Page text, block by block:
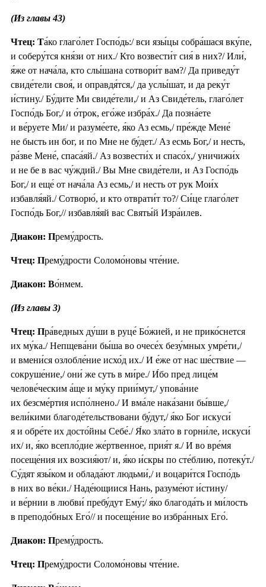
(Из главы 43)
Чтец: Та́ко глаго́лет Госпо́дь:/ вси язы́цы собра́шася вку́пе,
и соберу́тся кня́зи от них./ Кто возвести́т сия́ в них?/ Или́,
я́же от нача́ла, кто слы́шана сотвори́т вам?/ Да приведу́т
свиде́тели своя́, и оправдя́тся,/ да услы́шат, и да реку́т
и́стину./ Бу́дите Ми свиде́тели,/ и Аз Свиде́тель, глаго́лет
Госпо́дь Бог,/ и о́трок, его́же избра́х./ Да позна́ете
и ве́руете Ми/ и разуме́ете, я́ко Аз есмь,/ пре́жде Мене́
не бысть ин бог, и по Мне не бу́дет./ Аз есмь Бог,/ и несть,
ра́зве Мене́, спаса́яй./ Аз возвести́х и спасо́х,/ уничижи́х
и не бе в вас чу́ждий./ Вы Мне свиде́тели, и Аз Госпо́дь
Бог,/ и еще́ от нача́ла Аз есмь,/ и несть от рук Мои́х
избавля́яй./ Сотворю́, и кто отврати́т то?/ Си́це глаго́лет
Госпо́дь Бог,// избавля́яй вас Святы́й Изра́илев.
Диакон: Прему́дрость.
Чтец: Прему́дрости Соломо́новы чте́ние.
Диакон: Во́нмем.
(Из главы 3)
Чтец: Пра́ведных ду́ши в руце́ Бо́жией, и не прико́снется
их му́ка./ Непщева́ни бы́ша во очесе́х безу́мных умре́ти,/
и вмени́ся озлобле́ние исхо́д их./ И е́же от нас ше́ствие —
сокруше́ние,/ они́ же суть в ми́ре./ И́бо пред лице́м
челове́ческим а́ще и му́ку прии́мут,/ упова́ние
их безсме́ртия испо́лнено./ И вма́ле нака́зани бы́вше,/
вели́кими благоде́тельствовани бу́дут,/ я́ко Бог искуси́
я и обре́те их досто́йны Себе́./ Я́ко зла́то в горни́ле, искуси́
их/ и, я́ко всепло́дие же́ртвенное, прия́т я./ И во вре́мя
посеще́ния их возсия́ют/ и, я́ко и́скры по сте́блию, потеку́т./
Су́дят язы́ком и облада́ют людьми́,/ и воцари́тся Госпо́дь
в них во ве́ки./ Наде́ющиися Нань, разуме́ют и́стину/
и ве́рнии в любви́ пребу́дут Ему́;/ я́ко благода́ть и ми́лость
в преподо́бных Его́// и посеще́ние во избра́нных Его́.
Диакон: Прему́дрость.
Чтец: Прему́дрости Соломо́новы чте́ние.